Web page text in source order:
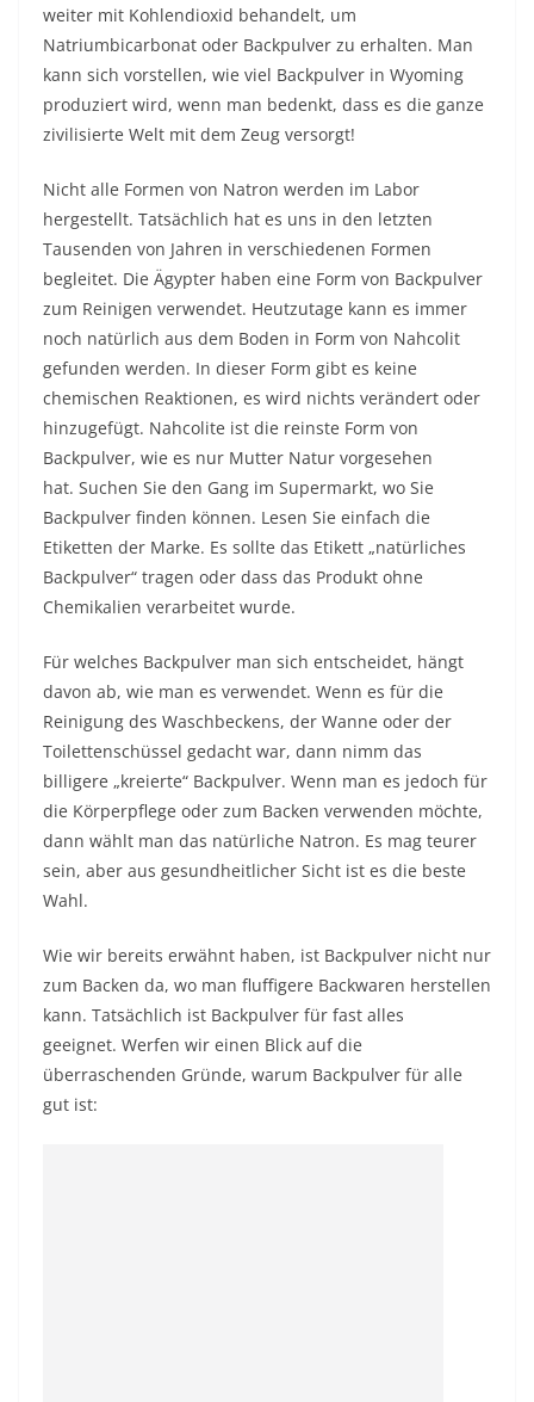
weiter mit Kohlendioxid behandelt, um
Natriumbicarbonat oder Backpulver zu erhalten. Man
kann sich vorstellen, wie viel Backpulver in Wyoming
produziert wird, wenn man bedenkt, dass es die ganze
zivilisierte Welt mit dem Zeug versorgt!
Nicht alle Formen von Natron werden im Labor
hergestellt. Tatsächlich hat es uns in den letzten
Tausenden von Jahren in verschiedenen Formen
begleitet. Die Ägypter haben eine Form von Backpulver
zum Reinigen verwendet. Heutzutage kann es immer
noch natürlich aus dem Boden in Form von Nahcolit
gefunden werden. In dieser Form gibt es keine
chemischen Reaktionen, es wird nichts verändert oder
hinzugefügt. Nahcolite ist die reinste Form von
Backpulver, wie es nur Mutter Natur vorgesehen
hat. Suchen Sie den Gang im Supermarkt, wo Sie
Backpulver finden können. Lesen Sie einfach die
Etiketten der Marke. Es sollte das Etikett „natürliches
Backpulver“ tragen oder dass das Produkt ohne
Chemikalien verarbeitet wurde.
Für welches Backpulver man sich entscheidet, hängt
davon ab, wie man es verwendet. Wenn es für die
Reinigung des Waschbeckens, der Wanne oder der
Toilettenschüssel gedacht war, dann nimm das
billigere „kreierte“ Backpulver. Wenn man es jedoch für
die Körperpflege oder zum Backen verwenden möchte,
dann wählt man das natürliche Natron. Es mag teurer
sein, aber aus gesundheitlicher Sicht ist es die beste
Wahl.
Wie wir bereits erwähnt haben, ist Backpulver nicht nur
zum Backen da, wo man fluffigere Backwaren herstellen
kann. Tatsächlich ist Backpulver für fast alles
geeignet. Werfen wir einen Blick auf die
überraschenden Gründe, warum Backpulver für alle
gut ist: